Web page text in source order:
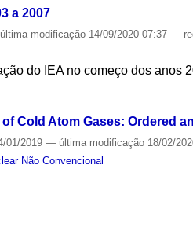
a 2007
última modificação 14/09/2020 07:37—
do IEA no começo dos anos
Cold Atom Gases: Ordered
01/2019— última modificação 18/02/
Não Convencional